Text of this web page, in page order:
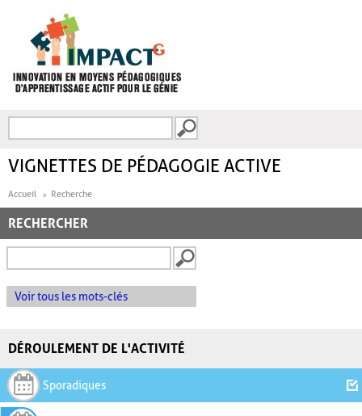
FORMULAIRE DE
VIGNETTES DE PÉDAGOGIE ACTIVE
Accueil Recherche
RECHERCHER
Voir tous les mots-clés
DÉROULEMENT DE L'ACTIVITÉ
Sporadiques